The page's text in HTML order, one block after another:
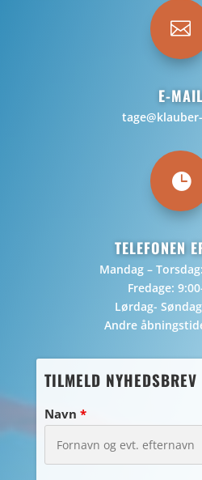

E-MAIL

TELEFONEN
Mandag –
Fredage:
Lørdag-
Andre
TILMELD NYHEDSBREV
Navn *